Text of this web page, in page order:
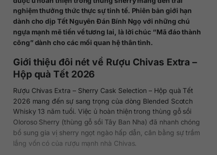
nghiệm thưởng thức thực sự tinh tế. Phiên bản giới hạn
dành cho dịp Tết Nguyên Đán Bính Ngọ với những chú
ngựa mạnh mẽ tiến về tương lai, là lời chúc “Mã đáo thành
công” dành cho các mối quan hệ thân tình.
Giới thiệu đôi nét về Rượu Chivas Extra –
Hộp quà Tết 2026
Rượu Chivas Extra – Sherry Cask Selection – Hộp quà Tết
2026 mang đến sự sang trọng của dòng Blended Scotch
Whisky 13 năm tuổi. Việc ủ hoàn thiện trong thùng gỗ sồi
Oloroso Sherry (thùng gỗ sồi Tây Ban Nha) đã nhanh chóng
bổ sung gia vị sherry ngọt ngào hấp dẫn, cân bằng sự trầm
lắng vốn có của rượu mạnh nhà Chivas.